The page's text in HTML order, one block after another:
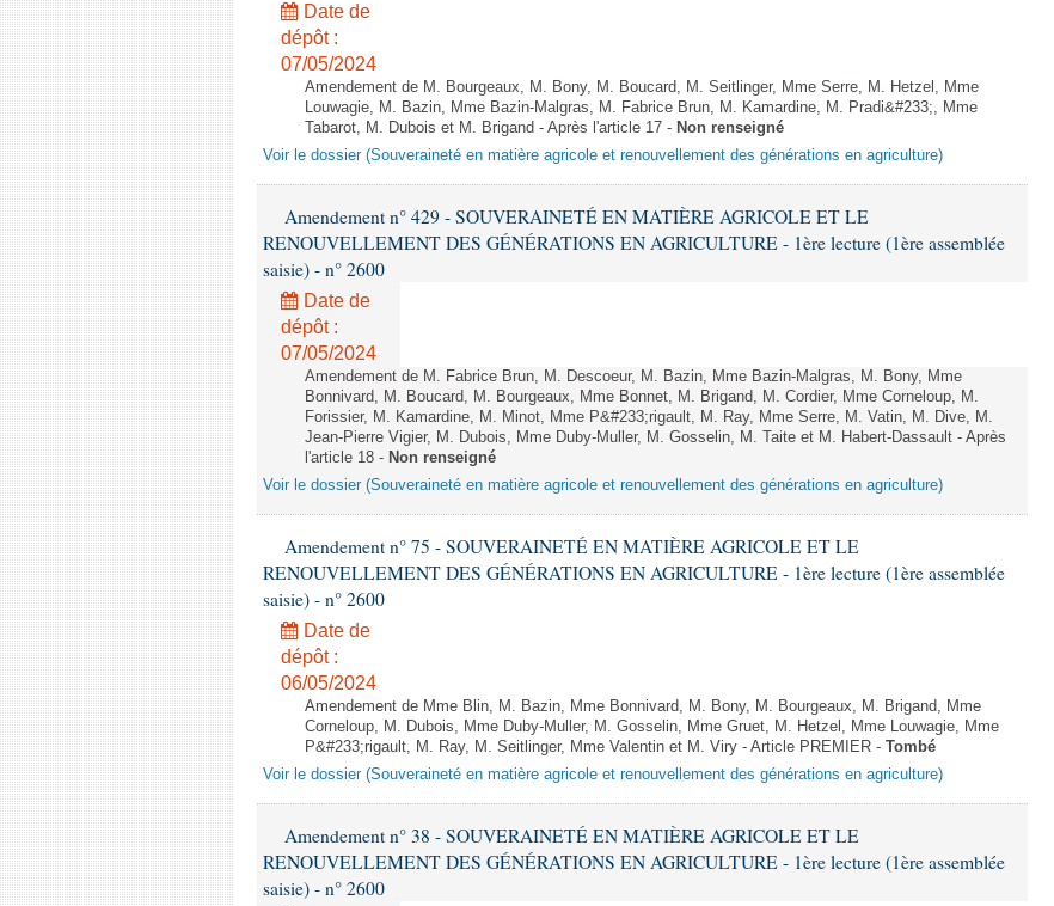
Date de
dépôt :
07/05/2024
Amendement de M. Bourgeaux, M. Bony, M. Boucard, M. Seitlinger, Mme Serre, M. Hetzel, Mme
Louwagie, M. Bazin, Mme Bazin-Malgras, M. Fabrice Brun, M. Kamardine, M. Pradi&#233;, Mme
Tabarot, M. Dubois et M. Brigand - Après l'article 17 - Non renseigné
Voir le dossier (Souveraineté en matière agricole et renouvellement des générations en agriculture)
Amendement n° 429 - SOUVERAINETÉ EN MATIÈRE AGRICOLE ET LE
RENOUVELLEMENT DES GÉNÉRATIONS EN AGRICULTURE - 1ère lecture (1ère assemblée
saisie) - n° 2600
Date de
dépôt :
07/05/2024
Amendement de M. Fabrice Brun, M. Descoeur, M. Bazin, Mme Bazin-Malgras, M. Bony, Mme
Bonnivard, M. Boucard, M. Bourgeaux, Mme Bonnet, M. Brigand, M. Cordier, Mme Corneloup, M.
Forissier, M. Kamardine, M. Minot, Mme P&#233;rigault, M. Ray, Mme Serre, M. Vatin, M. Dive, M.
Jean-Pierre Vigier, M. Dubois, Mme Duby-Muller, M. Gosselin, M. Taite et M. Habert-Dassault - Après
l'article 18 - Non renseigné
Voir le dossier (Souveraineté en matière agricole et renouvellement des générations en agriculture)
Amendement n° 75 - SOUVERAINETÉ EN MATIÈRE AGRICOLE ET LE
RENOUVELLEMENT DES GÉNÉRATIONS EN AGRICULTURE - 1ère lecture (1ère assemblée
saisie) - n° 2600
Date de
dépôt :
06/05/2024
Amendement de Mme Blin, M. Bazin, Mme Bonnivard, M. Bony, M. Bourgeaux, M. Brigand, Mme
Corneloup, M. Dubois, Mme Duby-Muller, M. Gosselin, Mme Gruet, M. Hetzel, Mme Louwagie, Mme
P&#233;rigault, M. Ray, M. Seitlinger, Mme Valentin et M. Viry - Article PREMIER - Tombé
Voir le dossier (Souveraineté en matière agricole et renouvellement des générations en agriculture)
Amendement n° 38 - SOUVERAINETÉ EN MATIÈRE AGRICOLE ET LE
RENOUVELLEMENT DES GÉNÉRATIONS EN AGRICULTURE - 1ère lecture (1ère assemblée
saisie) - n° 2600